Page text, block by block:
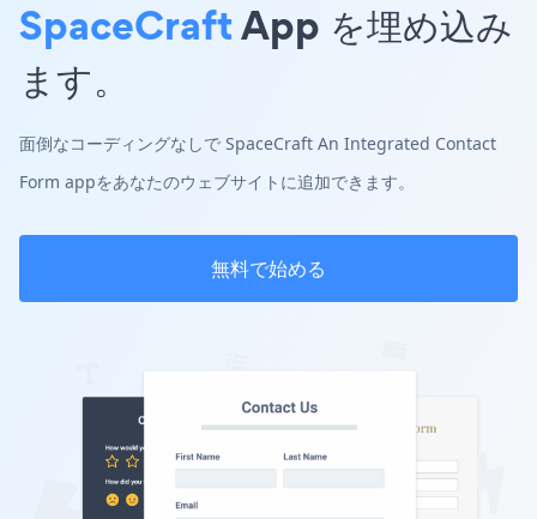
SpaceCraftApp を埋め込み
ます。
面倒なコーディングなしで SpaceCraft An Integrated Contact
Form appをあなたのウェブサイトに追加できます。
無料で始める